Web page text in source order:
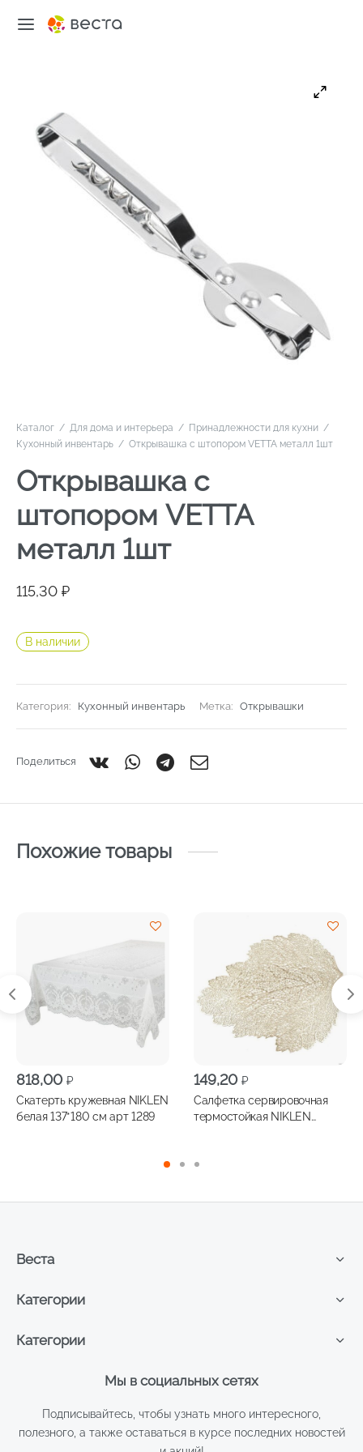
Каталог / Для дома и интерьера / Принадлежности для кухни /
Кухонный инвентарь / Открывашка с штопором VETTA металл 1шт
Открывашка с
штопором VETTA
металл 1шт
115,30 ₽
В наличии
Категория: Кухонный инвентарь Метка: Открывашки
Поделиться
Похожие товары
818,00 ₽
Скатерть кружевная NIKLEN
белая 137*180 см арт 1289
149,20 ₽
Салфетка сервировочная
термостойкая NIKLEN
Мы в социальных сетях
Подписывайтесь, чтобы узнать много интересного,
полезного, а также оставаться в курсе последних новостей
Категории
Категории
Веста